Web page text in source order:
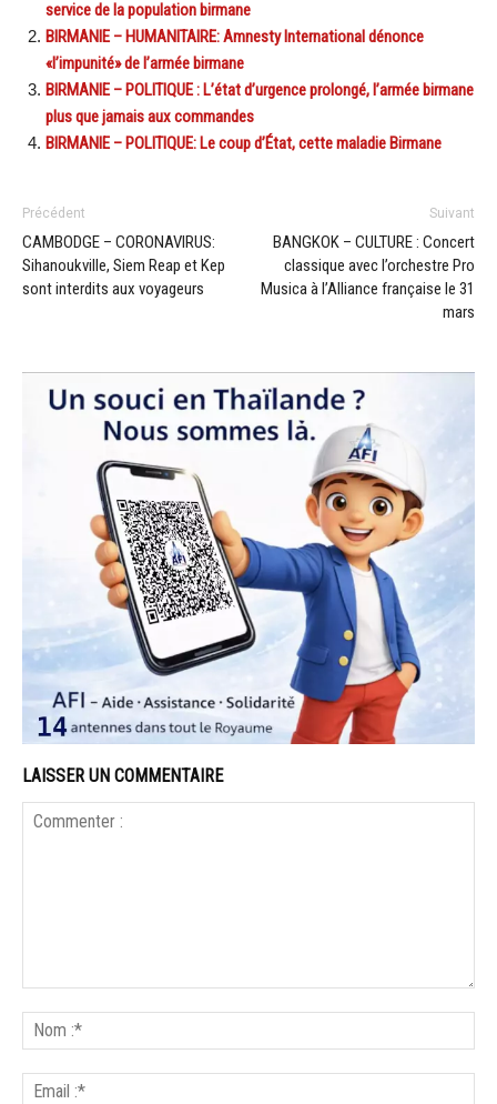
service de la population birmane
BIRMANIE – HUMANITAIRE: Amnesty International dénonce
«l’impunité» de l’armée birmane
BIRMANIE – POLITIQUE : L’état d’urgence prolongé, l’armée birmane
plus que jamais aux commandes
BIRMANIE – POLITIQUE: Le coup d’État, cette maladie Birmane
Précédent
CAMBODGE – CORONAVIRUS:
Sihanoukville, Siem Reap et Kep
sont interdits aux voyageurs
Suivant
BANGKOK – CULTURE : Concert
classique avec l’orchestre Pro
Musica à l’Alliance française le 31
mars
LAISSER UN COMMENTAIRE